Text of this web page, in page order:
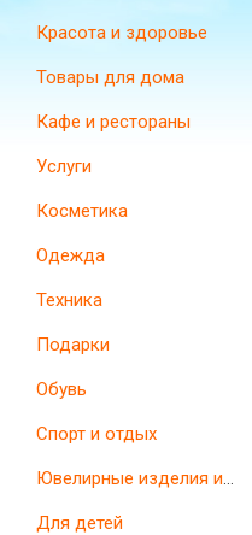
Красота и здоровье
Товары для дома
Кафе и рестораны
Услуги
Косметика
Одежда
Техника
Подарки
Обувь
Спорт и отдых
Для детей